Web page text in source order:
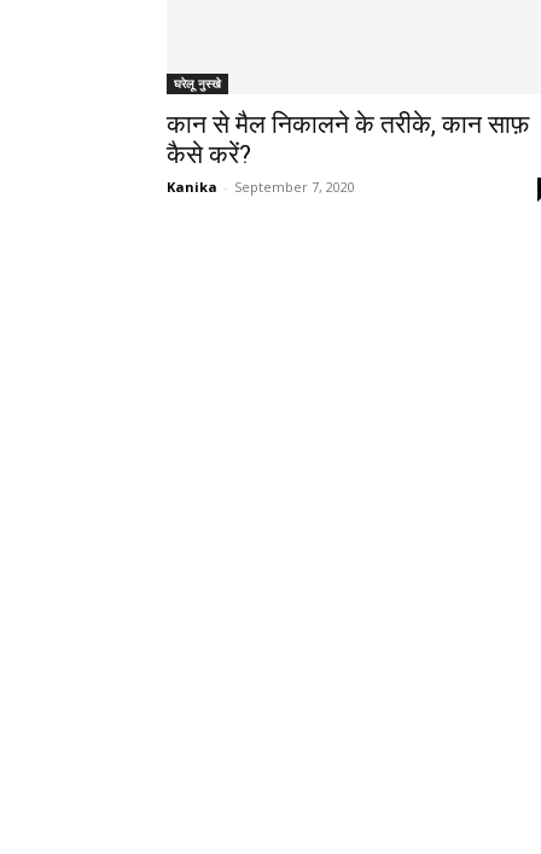
घरेलू नुस्खे
कान से मैल निकालने के तरीके, कान साफ़
कैसे करें?
Kanika - September 7, 2020